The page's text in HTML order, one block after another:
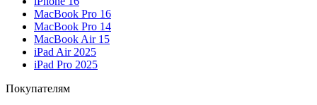
MacBook Pro 16
MacBook Pro 14
MacBook Air 15
iPad Air 2025
iPad Pro 2025
Покупателям